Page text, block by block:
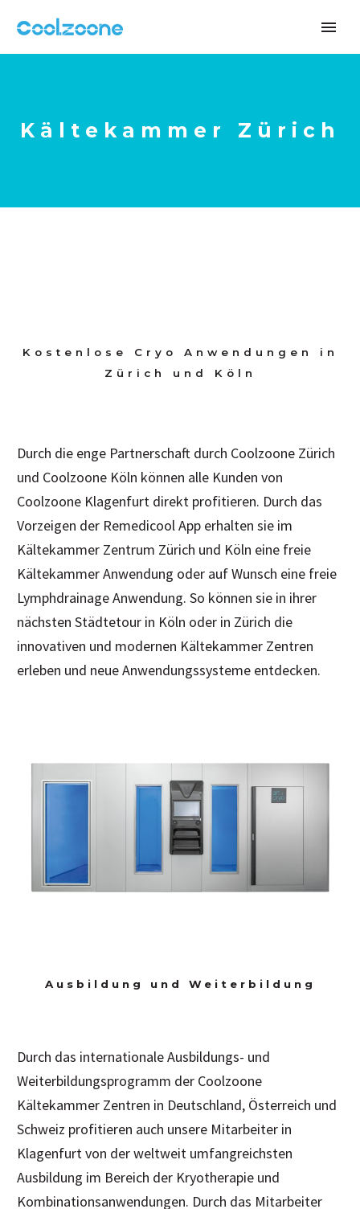
Kältekammer Zürich
Kostenlose Cryo Anwendungen in
Zürich und Köln
Durch die enge Partnerschaft durch Coolzoone Zürich
und Coolzoone Köln können alle Kunden von
Coolzoone Klagenfurt direkt profitieren. Durch das
Vorzeigen der Remedicool App erhalten sie im
Kältekammer Zentrum Zürich und Köln eine freie
Kältekammer Anwendung oder auf Wunsch eine freie
Lymphdrainage Anwendung. So können sie in ihrer
nächsten Städtetour in Köln oder in Zürich die
innovativen und modernen Kältekammer Zentren
erleben und neue Anwendungssysteme entdecken.
Ausbildung und Weiterbildung
Durch das internationale Ausbildungs- und
Weiterbildungsprogramm der Coolzoone
Kältekammer Zentren in Deutschland, Österreich und
Schweiz profitieren auch unsere Mitarbeiter in
Klagenfurt von der weltweit umfangreichsten
Ausbildung im Bereich der Kryotherapie und
Kombinationsanwendungen. Durch das Mitarbeiter